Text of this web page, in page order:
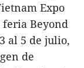
Expo
feria Beyond
al 5 de julio,
de